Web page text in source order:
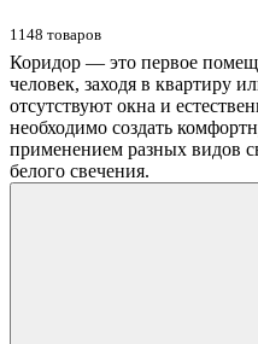
1148 товаров
Коридор — это первое
человек, заходя в квартиру
отсутствуют окна и
необходимо создать
применением разных видов
белого свечения.